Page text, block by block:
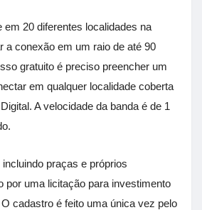
em 20 diferentes localidades na
a conexão em um raio de até 90
gratuito é preciso preencher um
em qualquer localidade coberta
A velocidade da banda é de 1
praças e próprios
por uma licitação para investimento
cadastro é feito uma única vez pelo